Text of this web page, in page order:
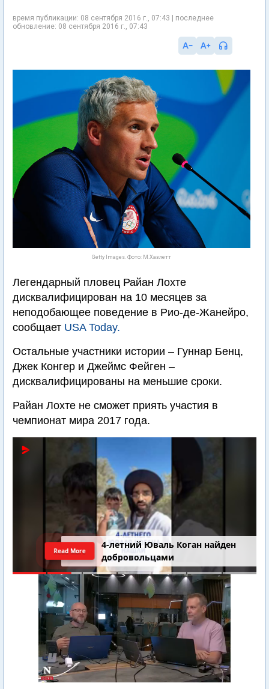
время публикации: 08 сентября 2016 г., 07:43 | последнее
обновление: 08 сентября 2016 г., 07:43
Getty Images. Фото: М.Хазлетт
Легендарный пловец Райан Лохте
дисквалифицирован на 10 месяцев за
неподобающее поведение в Рио-де-Жанейро,
сообщает USA Today.
Остальные участники истории – Гуннар Бенц,
Джек Конгер и Джеймс Фейген –
дисквалифицированы на меньшие сроки.
Райан Лохте не сможет приять участия в
чемпионат мира 2017 года.
4-летний Юваль Коган найден
добровольцами
Read More